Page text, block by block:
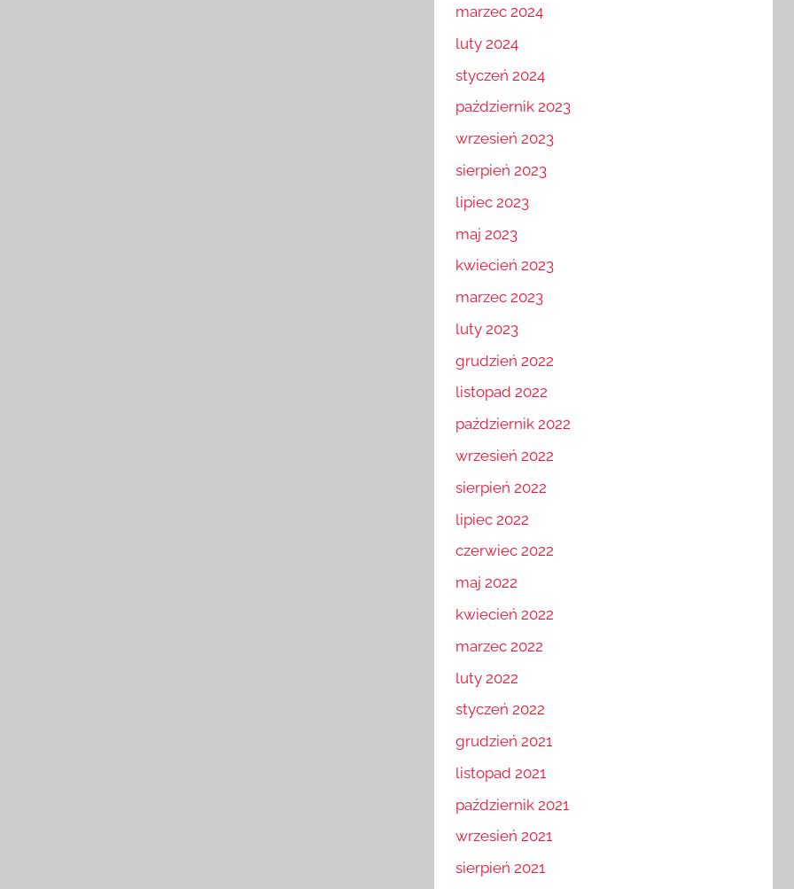
marzec 2024
luty 2024
styczeń 2024
październik 2023
wrzesień 2023
sierpień 2023
lipiec 2023
maj 2023
kwiecień 2023
marzec 2023
luty 2023
grudzień 2022
listopad 2022
październik 2022
wrzesień 2022
sierpień 2022
lipiec 2022
czerwiec 2022
maj 2022
kwiecień 2022
marzec 2022
luty 2022
styczeń 2022
grudzień 2021
listopad 2021
październik 2021
wrzesień 2021
sierpień 2021